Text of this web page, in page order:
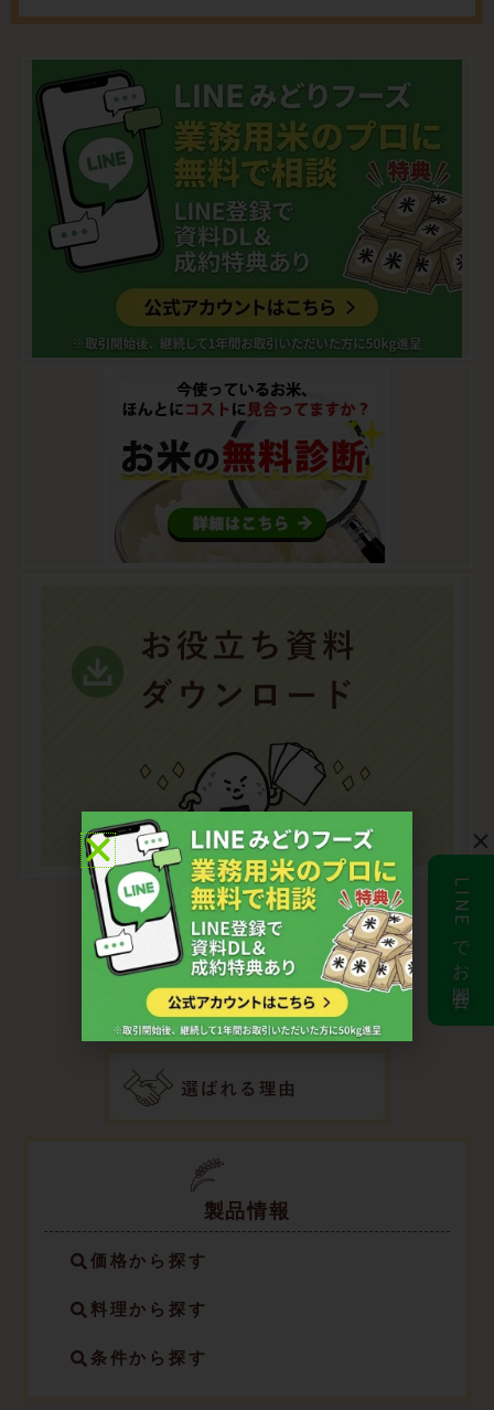
製品情報
価格から探す
料理から探す
条件から探す
LINEでお問合せ